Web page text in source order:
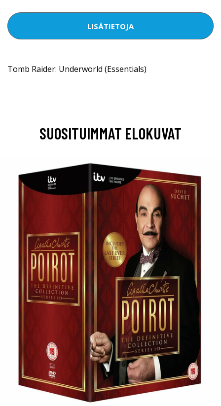
LISÄTIETOJA
Tomb Raider: Underworld (Essentials)
SUOSITUIMMAT ELOKUVAT